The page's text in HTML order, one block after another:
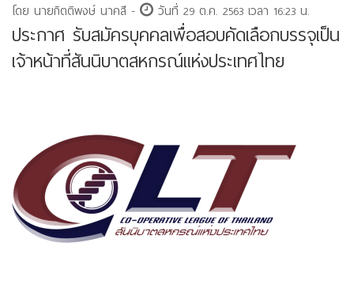
โดย นายกิตติพงษ์ นาคสี - วันที่ 29 ต.ค. 2563 เวลา 16:23 น.
ประกาศ รับสมัครบุคคลเพื่อสอบคัดเลือกบรรจุเป็น
เจ้าหน้าที่สันนิบาตสหกรณ์แห่งประเทศไทย